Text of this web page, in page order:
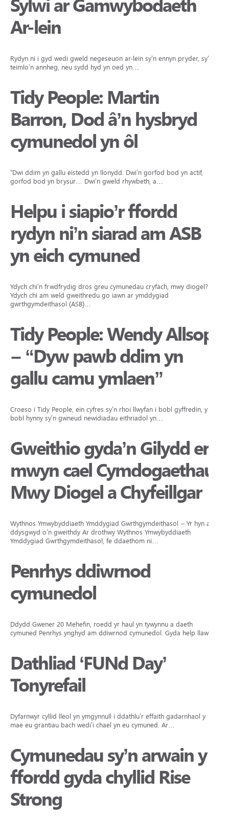
Sylwi ar Gamwybodaeth
Ar-lein
Rydyn ni i gyd wedi gweld negeseuon ar-lein sy’n ennyn pryder, sy’n
teimlo’n annheg, neu sydd hyd yn oed yn…
Tidy People: Martin
Barron, Dod â’n hysbryd
cymunedol yn ôl
“Dwi ddim yn gallu eistedd yn llonydd. Dwi’n gorfod bod yn actif,
gorfod bod yn brysur… Dwi’n gweld rhywbeth, a…
Helpu i siapio’r ffordd
rydyn ni’n siarad am ASB
yn eich cymuned
Ydych chi’n frwdfrydig dros greu cymunedau cryfach, mwy diogel?
Ydych chi am weld gweithredu go iawn ar ymddygiad
gwrthgymdeithasol (ASB)…
Tidy People: Wendy Allsop
– “Dyw pawb ddim yn
gallu camu ymlaen”
Croeso i Tidy People, ein cyfres sy’n rhoi llwyfan i bobl gyffredin, y
bobl hynny sy’n gwneud newidiadau eithriadol yn…
Gweithio gyda’n Gilydd er
mwyn cael Cymdogaethau
Mwy Diogel a Chyfeillgar
Wythnos Ymwybyddiaeth Ymddygiad Gwrthgymdeithasol – Yr hyn a
ddysgwyd o’n gweithdy Ar drothwy Wythnos Ymwybyddiaeth
Ymddygiad Gwrthgymdeithasol, fe ddaethom ni…
Penrhys ddiwrnod
cymunedol
Ddydd Gwener 20 Mehefin, roedd yr haul yn tywynnu a daeth
cymuned Penrhys ynghyd am ddiwrnod cymunedol. Gyda help llaw…
Dathliad ‘FUNd Day’
Tonyrefail
Dyfarnwyr cyllid lleol yn ymgynnull i ddathlu’r effaith gadarnhaol y
mae eu grantiau bach wedi’i chael yn eu cymuned. Ar…
Cymunedau sy’n arwain y
ffordd gyda chyllid Rise
Strong